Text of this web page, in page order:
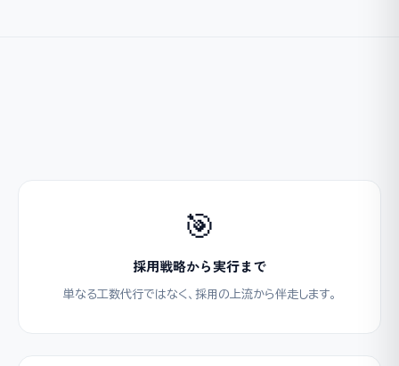
🎯
採用戦略から実行まで
単なる工数代行ではなく、採用の上流から伴走します。